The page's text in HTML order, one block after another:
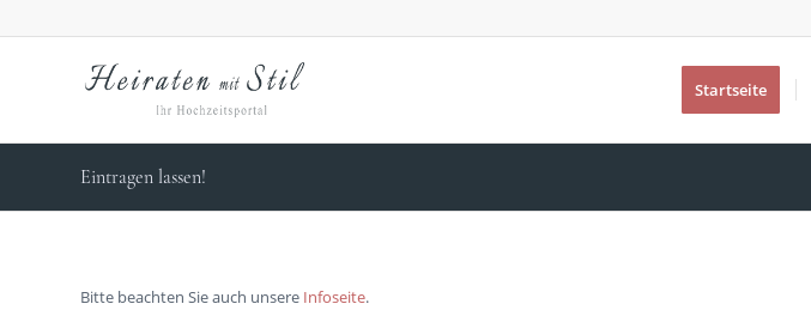
Startseite
Eintragen lassen!
Bitte beachten Sie auch unsere Infoseite.